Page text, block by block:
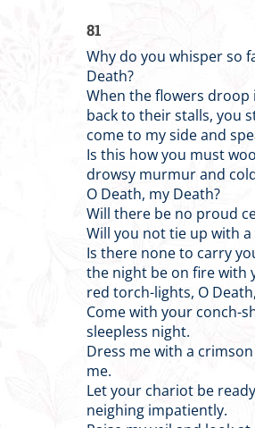
81
Why do you whisper so
Death?
When the flowers droop
back to their stalls, you
come to my side and
Is this how you must
drowsy murmur and
O Death, my Death?
Will there be no proud
Will you not tie up with
Is there none to carry
the night be on fire with
red torch-lights, O
Come with your conch-
sleepless night.
Dress me with a
me.
Let your chariot be
neighing impatiently.